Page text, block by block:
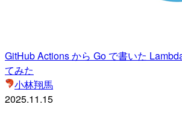
GitHub Actions から Go で書いた
てみた
小林翔馬
2025.11.15